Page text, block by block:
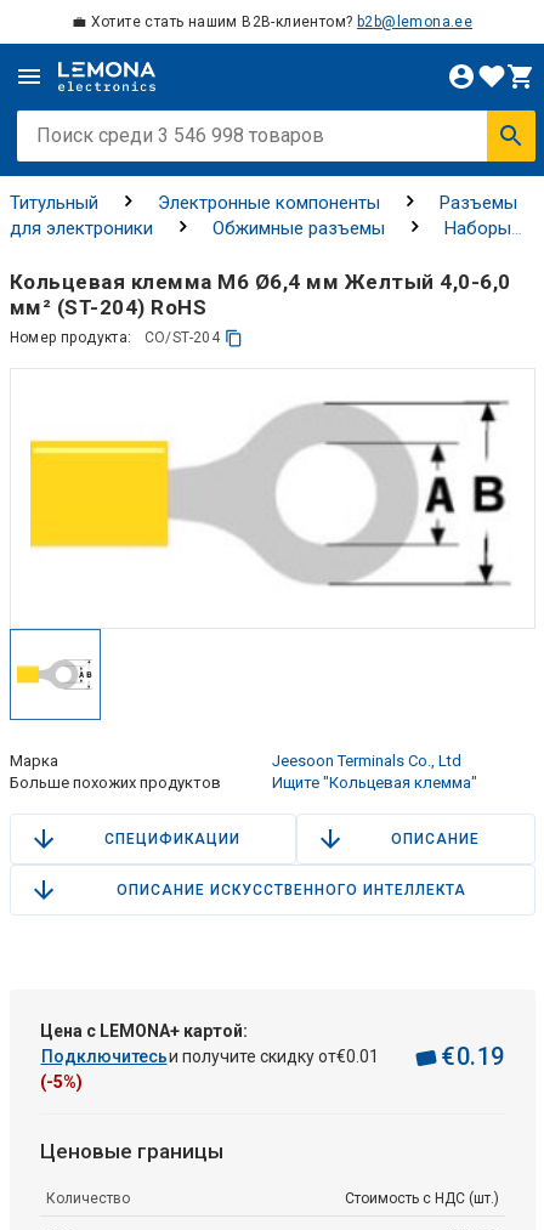
💼 Хотите стать нашим B2B-клиентом? b2b@lemona.ee
Титульный Электронные компоненты
Разъемы
для электроники
Обжимные разъемы
Наборы
Кольцевая клемма M6 Ø6,4 мм Желтый 4,0-6,0
мм² (ST-204) RoHS
Номер продукта: CO/ST-204
Марка
Jeesoon Terminals Co., Ltd
Больше похожих продуктов
Ищите "Кольцевая клемма"
СПЕЦИФИКАЦИИ ОПИСАНИЕ
ОПИСАНИЕ ИСКУССТВЕННОГО ИНТЕЛЛЕКТА
Цена с LEMONA+ картой:
Подключитесьи получите скидку от€0 01
(-5%)
€0.19
Ценовые границы
Количество Стоимость с НДС (шт.)